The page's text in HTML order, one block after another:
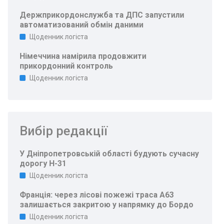
Держприкордонслужба та ДПС запустили
автоматизований обмін даними
Щоденник логіста
Німеччина намірила продовжити
прикордонний контроль
Щоденник логіста
Вибір редакції
У Дніпропетровській області будують сучасну
дорогу Н-31
Щоденник логіста
Франція: через лісові пожежі траса A63
залишається закритою у напрямку до Бордо
Щоденник логіста